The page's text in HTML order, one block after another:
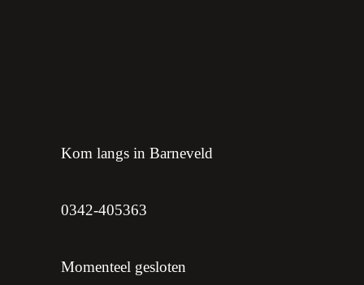
Kom langs in Barneveld
0342-405363
Momenteel gesloten